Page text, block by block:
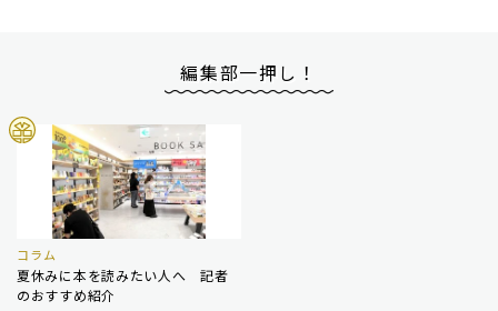
編集部一押し！
コラム
夏休みに本を読みたい人へ 記者
のおすすめ紹介